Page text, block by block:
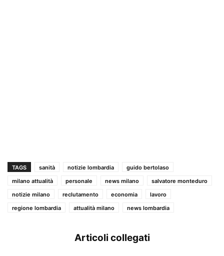
TAGS sanità notizie lombardia
guido bertolaso
milano attualità
personale news milano
salvatore monteduro
notizie milano
reclutamento economia
lavoro
regione lombardia
attualità milano news lombardia
Articoli collegati